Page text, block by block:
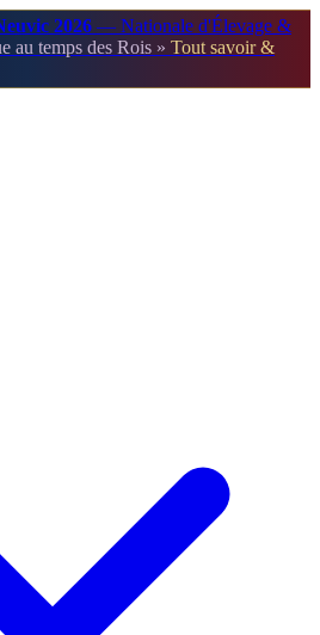
2026 — Nationale d'Élevage &
au temps des Rois » Tout savoir &